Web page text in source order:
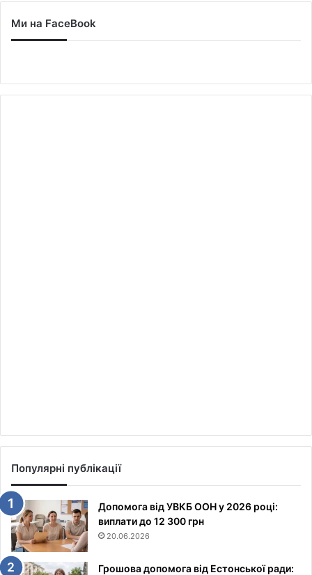
Ми на FaceBook
Популярні публікації
Допомога від УВКБ ООН у 2026 році:
виплати до 12 300 грн
20.06.2026
Грошова допомога від Естонської ради: